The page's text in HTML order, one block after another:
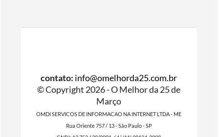
contato: info@omelhorda25.com.br
© Copyright 2026 - O Melhor da 25 de
Março
OMDI SERVICOS DE INFORMACAO NA INTERNET LTDA - ME
Rua Oriente 757 / 13 - São Paulo - SP